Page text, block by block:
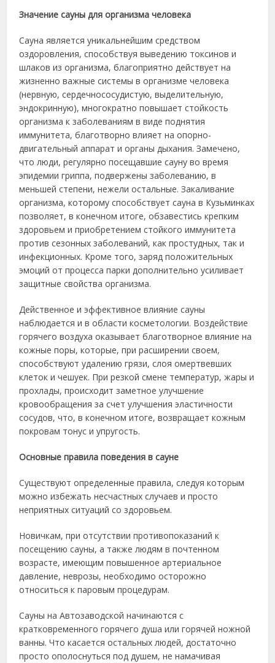
Значение сауны для организма человека
Сауна является уникальнейшим средством
оздоровления, способствуя выведению токсинов и
шлаков из организма, благоприятно действует на
жизненно важные системы в организме человека
(нервную, сердечнососудистую, выделительную,
эндокринную), многократно повышает стойкость
организма к заболеваниям в виде поднятия
иммунитета, благотворно влияет на опорно-
двигательный аппарат и органы дыхания. Замечено,
что люди, регулярно посещавшие сауну во время
эпидемии гриппа, подвержены заболеванию, в
меньшей степени, нежели остальные. Закаливание
организма, которому способствует сауна в Кузьминках
позволяет, в конечном итоге, обзавестись крепким
здоровьем и приобретением стойкого иммунитета
против сезонных заболеваний, как простудных, так и
инфекционных. Кроме того, заряд положительных
эмоций от процесса парки дополнительно усиливает
защитные свойства организма.
Действенное и эффективное влияние сауны
наблюдается и в области косметологии. Воздействие
горячего воздуха оказывает благотворное влияние на
кожные поры, которые, при расширении своем,
способствуют удалению грязи, слоя омертвевших
клеток и чешуек. При резкой смене температур, жары и
прохлады, происходит заметное улучшение
кровообращения за счет улучшения эластичности
сосудов, что, в конечном итоге, возвращает кожным
покровам тонус и упругость.
Основные правила поведения в сауне
Существуют определенные правила, следуя которым
можно избежать несчастных случаев и просто
неприятных ситуаций со здоровьем.
Новичкам, при отсутствии противопоказаний к
посещению сауны, а также людям в почтенном
возрасте, имеющим повышенное артериальное
давление, неврозы, необходимо осторожно
относиться к паровым процедурам.
Сауны на Автозаводской начинаются с
кратковременного горячего душа или горячей ножной
ванны. Что касается остальных людей, достаточно
просто ополоснуться под душем, не намачивая